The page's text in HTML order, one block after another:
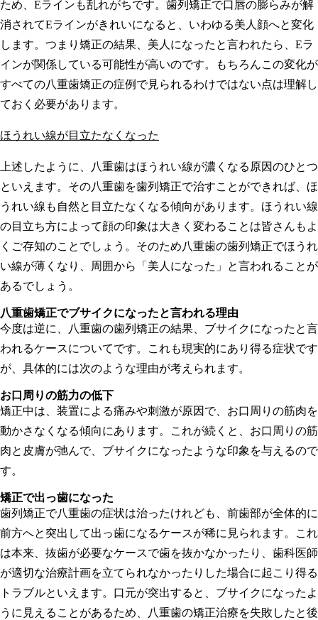
ため、Eラインも乱れがちです。歯列矯正で口唇の膨らみが解
消されてEラインがきれいになると、いわゆる美人顔へと変化
します。つまり矯正の結果、美人になったと言われたら、Eラ
インが関係している可能性が高いのです。もちろんこの変化が
すべての八重歯矯正の症例で見られるわけではない点は理解し
ておく必要があります。
ほうれい線が目立たなくなった
上述したように、八重歯はほうれい線が濃くなる原因のひとつ
といえます。その八重歯を歯列矯正で治すことができれば、ほ
うれい線も自然と目立たなくなる傾向があります。ほうれい線
の目立ち方によって顔の印象は大きく変わることは皆さんもよ
くご存知のことでしょう。そのため八重歯の歯列矯正でほうれ
い線が薄くなり、周囲から「美人になった」と言われることが
あるでしょう。
八重歯矯正でブサイクになったと言われる理由
今度は逆に、八重歯の歯列矯正の結果、ブサイクになったと言
われるケースについてです。これも現実的にあり得る症状です
が、具体的には次のような理由が考えられます。
お口周りの筋力の低下
矯正中は、装置による痛みや刺激が原因で、お口周りの筋肉を
動かさなくなる傾向にあります。これが続くと、お口周りの筋
肉と皮膚が弛んで、ブサイクになったような印象を与えるので
す。
矯正で出っ歯になった
歯列矯正で八重歯の症状は治ったけれども、前歯部が全体的に
前方へと突出して出っ歯になるケースが稀に見られます。これ
は本来、抜歯が必要なケースで歯を抜かなかったり、歯科医師
が適切な治療計画を立てられなかったりした場合に起こり得る
トラブルといえます。口元が突出すると、ブサイクになったよ
うに見えることがあるため、八重歯の矯正治療を失敗したと後